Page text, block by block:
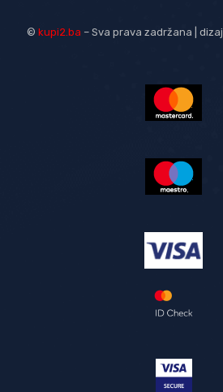
© kupi2.ba – Sva prava zadržana |